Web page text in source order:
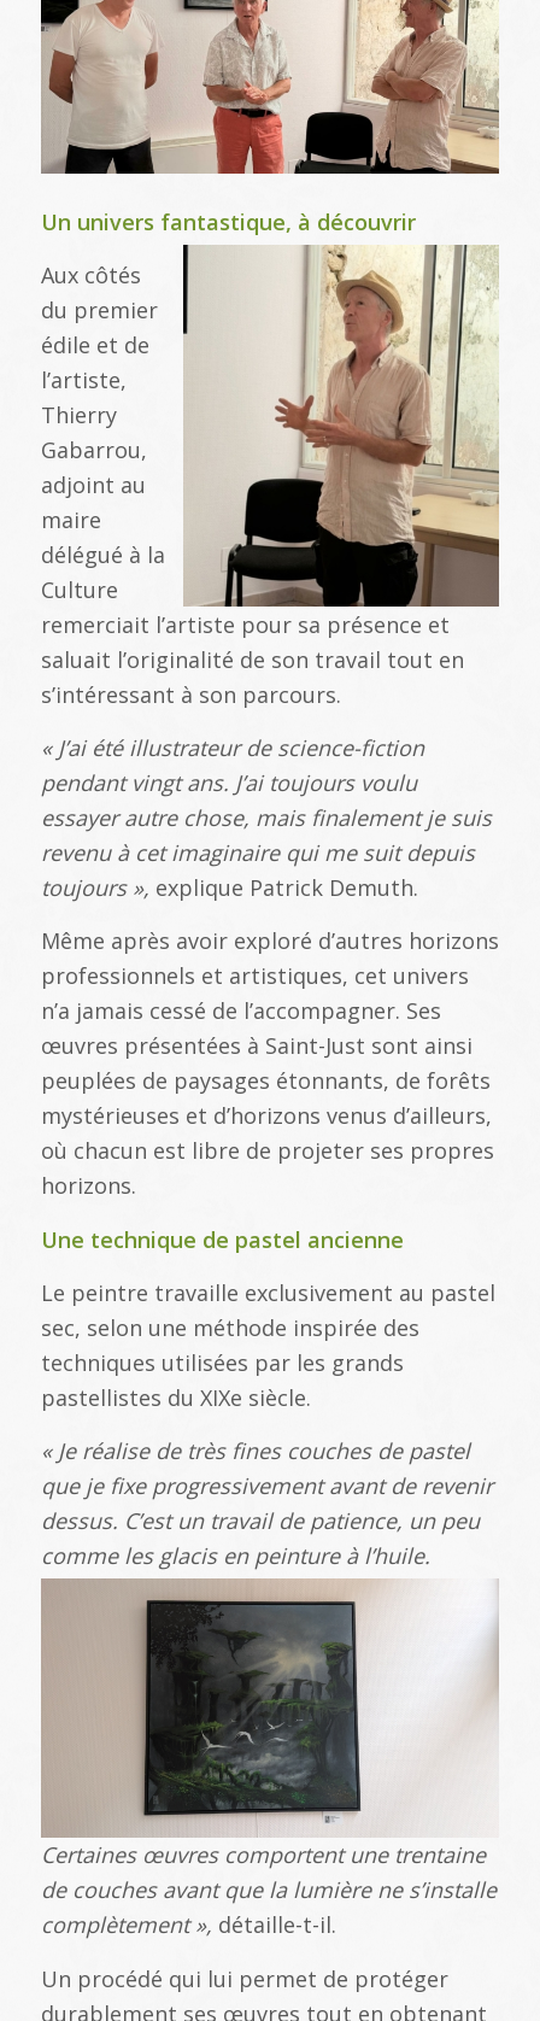
Un univers fantastique, à découvrir
Aux côtés
du premier
édile et de
l’artiste,
Thierry
Gabarrou,
adjoint au
maire
délégué à la
Culture
remerciait l’artiste pour sa présence et
saluait l’originalité de son travail tout en
s’intéressant à son parcours.
« J’ai été illustrateur de science-fiction
pendant vingt ans. J’ai toujours voulu
essayer autre chose, mais finalement je suis
revenu à cet imaginaire qui me suit depuis
toujours », explique Patrick Demuth.
Même après avoir exploré d’autres horizons
professionnels et artistiques, cet univers
n’a jamais cessé de l’accompagner. Ses
œuvres présentées à Saint-Just sont ainsi
peuplées de paysages étonnants, de forêts
mystérieuses et d’horizons venus d’ailleurs,
où chacun est libre de projeter ses propres
horizons.
Une technique de pastel ancienne
Le peintre travaille exclusivement au pastel
sec, selon une méthode inspirée des
techniques utilisées par les grands
pastellistes du XIXe siècle.
« Je réalise de très fines couches de pastel
que je fixe progressivement avant de revenir
dessus. C’est un travail de patience, un peu
comme les glacis en peinture à l’huile.
Certaines œuvres comportent une trentaine
de couches avant que la lumière ne s’installe
complètement », détaille-t-il.
Un procédé qui lui permet de protéger
durablement ses œuvres tout en obtenant